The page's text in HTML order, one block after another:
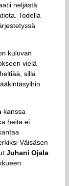
neljästä
Todella
kuluvan
vielä
sillä
kanssa
heitä ei
Väisäsen
Juhani Ojala